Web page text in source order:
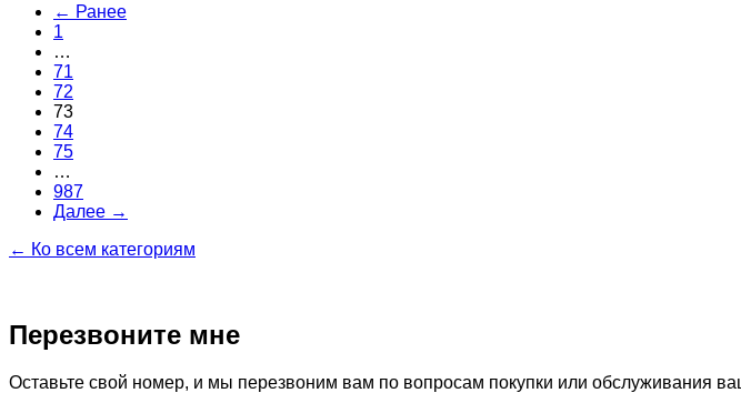
← Ранее
1
…
71
72
73
74
75
…
987
Далее →
← Ко всем категориям
Перезвоните мне
Оставьте свой номер, и мы перезвоним вам по вопросам покупки или обслуживания